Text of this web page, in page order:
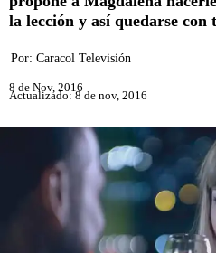
la lección y así quedarse con
Por: Caracol Televisión
8 de Nov, 2016
Actualizado: 8 de nov, 2016